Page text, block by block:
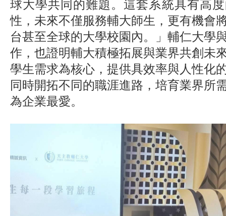
球大學共同的難題。這套系統具有高
性，未來不僅服務輔大師生，更有機會
台甚至全球的大學校園內。」輔仁大學
作，也證明輔大積極拓展與業界共創未
學生需求為核心，提供具效率與人性化
同時開拓不同的職涯進路，培育業界所
為企業最愛。